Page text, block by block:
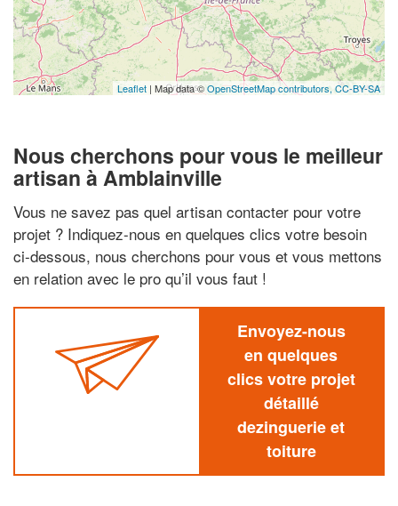
Leaflet | Map data ©OpenStreetMap contributors, CC-BY-SA
Nous cherchons pour vous le meilleur
artisan à Amblainville
Vous ne savez pas quel artisan contacter pour votre
projet ? Indiquez-nous en quelques clics votre besoin
ci-dessous, nous cherchons pour vous et vous mettons
en relation avec le pro qu’il vous faut !
Envoyez-nous
en quelques
clics votre projet
détaillé
dezinguerie et
toiture